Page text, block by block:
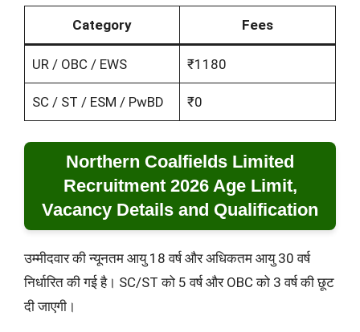
Category Fees
UR / OBC / EWS ₹1180
SC / ST / ESM / PwBD ₹0
Northern Coalfields Limited
Recruitment 2026 Age Limit,
Vacancy Details and Qualification
उम्मीदवार की न्यूनतम आयु 18 वर्ष और अधिकतम आयु 30 वर्ष
निर्धारित की गई है। SC/ST को 5 वर्ष और OBC को 3 वर्ष की छूट
दी जाएगी।